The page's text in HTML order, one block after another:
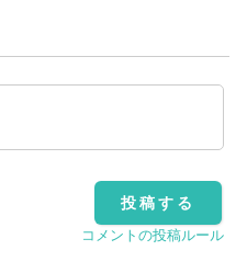
コメントの投稿ルール